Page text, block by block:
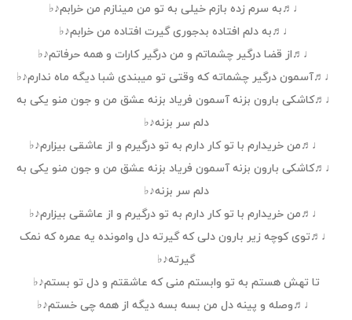
♩♬به سرم زده بازم خیلی به تو من مینازم من خرابم♪♭
♩♬به دلم افتاده بدجوری گیرت افتاده من خرابم♪♭
♩♬از قضا درگیر چشماتم و من درگیر کارات و همه حرفاتم♪♭
♩♬آسمون درگیر چشماته که وقتی تو میبندی شبا دیگه ماه ندارم♪♭
♩♬کاشکی بارون بزنه آسمون فریاد بزنه عشق من و جون منو یکی به
دلم سر بزنه♪♭
♩♬من خریدارم با تو کار دارم به تو درگیرم و از عاشقی بیزارم♪♭
♩♬کاشکی بارون بزنه آسمون فریاد بزنه عشق من و جون منو یکی به
دلم سر بزنه♪♭
♩♬من خریدارم با تو کار دارم به تو درگیرم و از عاشقی بیزارم♪♭
♩♬توی کوچه زیر بارون دلی که گیرته دل وامونده یه عمره که نمک
گیرته♪♭
تا تهش هستم به تو وابستم منی که عاشقتم و دل تو بستم♪♭
♩♬وصله و پینه دل من بسه بسه دیگه از همه چی خستم♪♭